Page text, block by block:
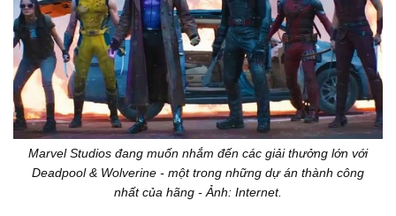
Marvel Studios đang muốn nhắm đến các giải thưởng lớn với
Deadpool & Wolverine - một trong những dự án thành công
nhất của hãng - Ảnh: Internet.